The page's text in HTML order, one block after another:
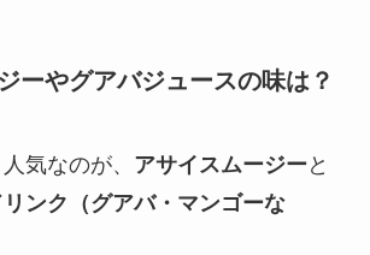
ーやグアバジュースの味は？
気なのが、 アサイスムージー と
ンク（グアバ・マンゴーな